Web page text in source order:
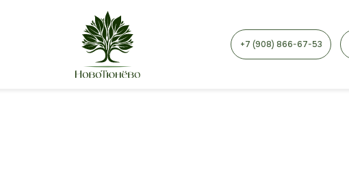
+7 (908) 866-67-53